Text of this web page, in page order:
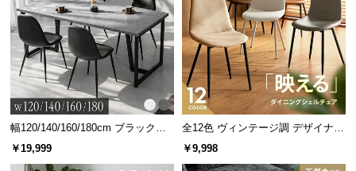
幅120/140/160/180cm ブラックフ
レーム ダイニング 大理石調 4人掛
￥19,999
全12色 ヴィンテージ調 デザイナー
ズシェルチェア
￥9,998